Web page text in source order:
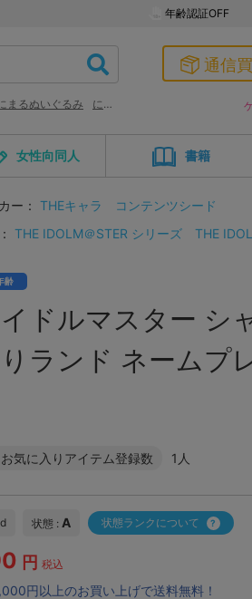
年齢認証OFF
まるぬいぐるみ にとたん ハイキュー!!
通信
女性向同人 書籍
ー： THEキャラ
コンテンツシード
THE IDOLM＠STER シリーズ THE
齢
ドルマスター シ
ランド ネームプ
お気に入りアイテム登録数 1人
状態 : A 状態ランクについて
円 税込
円以上のお買い上げで送料無料！